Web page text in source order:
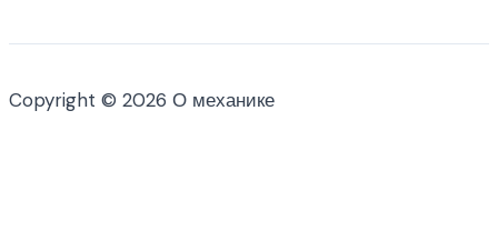
Copyright © 2026 О механике